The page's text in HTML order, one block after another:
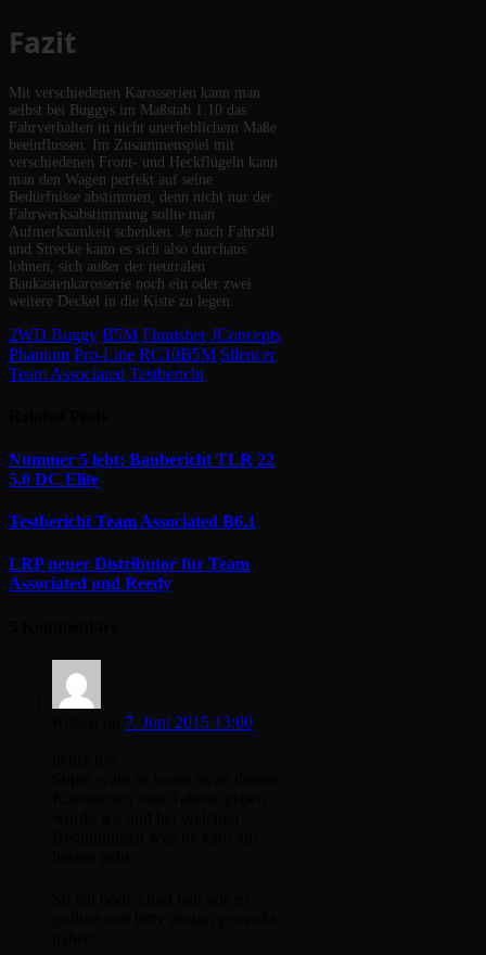
Fazit
Mit verschiedenen Karosserien kann man
selbst bei Buggys im Maßstab 1:10 das
Fahrverhalten in nicht unerheblichem Maße
beeinflussen. Im Zusammenspiel mit
verschiedenen Front- und Heckflügeln kann
man den Wagen perfekt auf seine
Bedürfnisse abstimmen, denn nicht nur der
Fahrwerksabstimmung sollte man
Aufmerksamkeit schenken. Je nach Fahrstil
und Strecke kann es sich also durchaus
lohnen, sich außer der neutralen
Baukastenkarosserie noch ein oder zwei
weitere Deckel in die Kiste zu legen.
2WD Buggy B5M Finnisher JConcepts
Phantom Pro-Line RC10B5M Silencer
Team Associated Testbericht
Nummer 5 lebt: Baubericht TLR 22
5.0 DC Elite
Testbericht Team Associated B6.1
LRP neuer Distributor für Team
Associated und Reedy
7. Juni 2015 13:00